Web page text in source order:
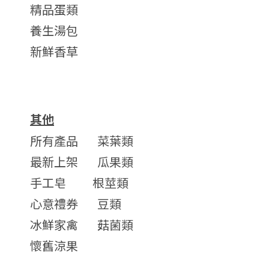
精品蛋類
養生湯包
新鮮香草
其他
所有產品
菜葉類
最新上架
瓜果類
手工皂
根莖類
心意禮券
豆類
冰鮮家禽
菇菌類
懷舊涼果